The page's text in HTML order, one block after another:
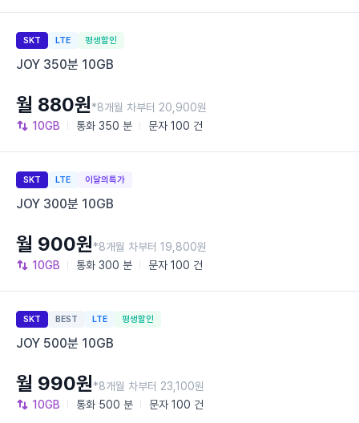
SKT LTE 평생할인
JOY 350분 10GB
10GB 통화 350 분 문자 100 건
월 880원*8개월 차부터 20,900원
SKT LTE 이달의특가
JOY 300분 10GB
10GB 통화 300 분 문자 100 건
월 900원*8개월 차부터 19,800원
SKT BEST LTE 평생할인
JOY 500분 10GB
10GB 통화 500 분 문자 100 건
월 990원*8개월 차부터 23,100원